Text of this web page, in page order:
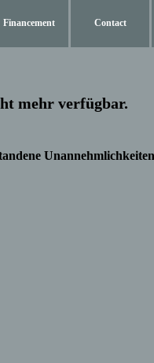
Financement Contact
mehr verfügbar.